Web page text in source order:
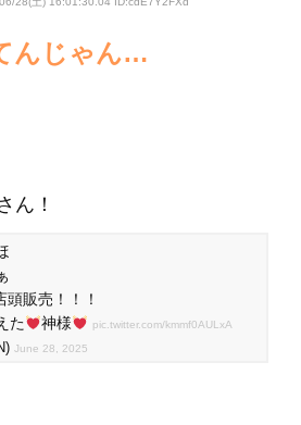
んじゃん…
ん！
頭販売！！！
た
神様 pic.twitter.com/kmmf0AULxA
June 28, 2025